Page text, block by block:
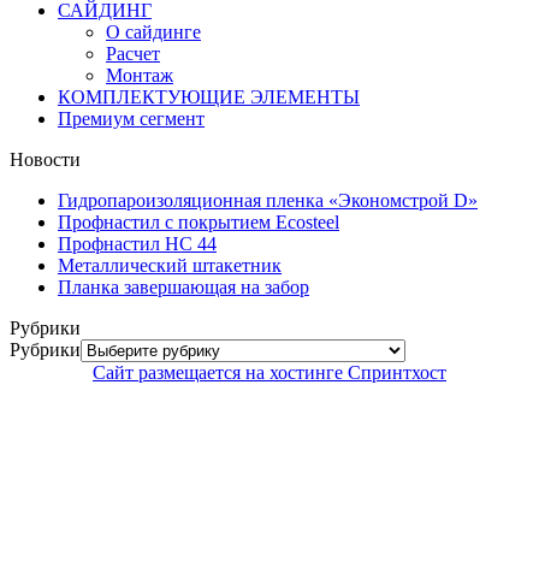
САЙДИНГ
О сайдинге
Расчет
Монтаж
КОМПЛЕКТУЮЩИЕ ЭЛЕМЕНТЫ
Премиум сегмент
Новости
Гидропароизоляционная пленка «Экономстрой D»
Профнастил с покрытием Ecosteel
Профнастил НС 44
Металлический штакетник
Планка завершающая на забор
Рубрики
Рубрики
Сайт размещается на хостинге Спринтхост